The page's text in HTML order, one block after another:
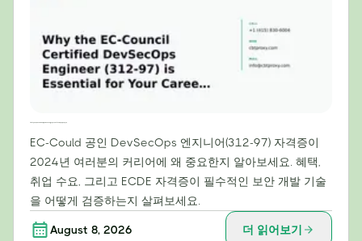
EC-Could 공인 DevSecOps 엔지니어(312-97) 자격증이
2024년 여러분의 커리어에 왜 중요한지 알아보세요. 혜택,
취업 수요, 그리고 ECDE 자격증이 필수적인 보안 개발 기술
을 어떻게 검증하는지 살펴보세요.
August 8, 2026 더 읽어보기